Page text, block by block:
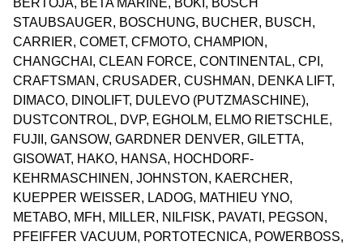
STAUBSAUGER, BOSCHUNG, BUCHER, BUSCH,
CARRIER, COMET, CFMOTO, CHAMPION,
CHANGCHAI, CLEAN FORCE, CONTINENTAL, CPI,
CRAFTSMAN, CRUSADER, CUSHMAN, DENKA LIFT,
DIMACO, DINOLIFT, DULEVO (PUTZMASCHINE),
DUSTCONTROL, DVP, EGHOLM, ELMO RIETSCHLE,
FUJII, GANSOW, GARDNER DENVER, GILETTA,
GISOWAT, HAKO, HANSA, HOCHDORF-
KEHRMASCHINEN, JOHNSTON, KAERCHER,
KUEPPER WEISSER, LADOG, MATHIEU YNO,
METABO, MFH, MILLER, NILFISK, PAVATI, PEGSON,
PFEIFFER VACUUM, PORTOTECNICA, POWERBOSS,